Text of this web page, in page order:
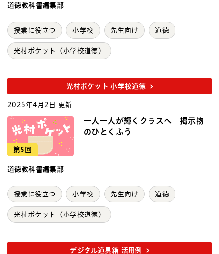
道徳教科書編集部
授業に役立つ 小学校 先生向け 道徳
光村ポケット（小学校道徳）
光村ポケット 小学校道徳
2026年4月2日 更新
第5回
一人一人が輝くクラスへ 掲示物
のひとくふう
道徳教科書編集部
授業に役立つ 小学校 先生向け 道徳
光村ポケット（小学校道徳）
デジタル道具箱 活用例